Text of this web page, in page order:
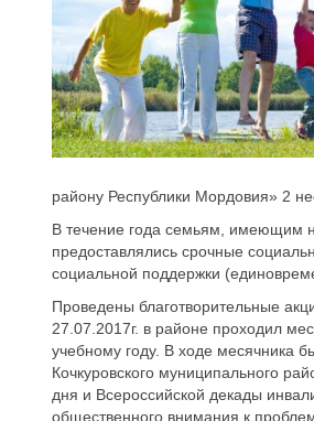
району Республики Мордовия» 2
В течение года семьям, имеющим
предоставлялись срочные
социальной поддержки
Проведены благотворительные
27.07.2017г. в районе проходил
учебному году. В ходе месячника
Кочкуровского муниципального
дня и Всероссийской декады
общественного внимания к